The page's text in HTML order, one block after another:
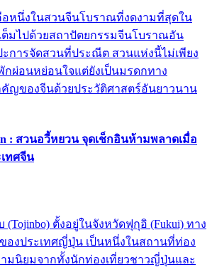
หนึ่งในสวนจีนโบราณที่งดงามที่สุดใน
เต็มไปด้วยสถาปัตยกรรมจีนโบราณอัน
ะการจัดสวนที่ประณีต สวนแห่งนี้ไม่เพียง
กผ่อนหย่อนใจแต่ยังเป็นมรดกทาง
ญของจีนด้วยประวัติศาสตร์อันยาวนาน
: สวนอวี้หยวน จุดเช็กอินห้ามพลาดเมื่อ
ทศจีน
ตั้งอยู่ในจังหวัดฟุกุอิ (Fukui) ทาง
องประเทศญี่ปุ่น เป็นหนึ่งในสถานที่ท่อง
ามนิยมจากทั้งนักท่องเที่ยวชาวญี่ปุ่นและ